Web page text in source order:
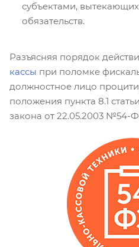
субъектами,
обязательств.
Разъясняя порядок
кассы при поломке
должностное лицо
положения пункта 8.1
закона от 22.05.2003 №54-